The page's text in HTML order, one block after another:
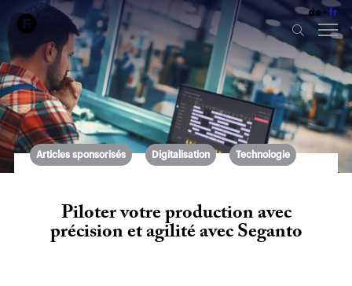
de fr
Articles sponsorisés Digitalisation Technologie
Piloter votre production avec
précision et agilité avec Seganto